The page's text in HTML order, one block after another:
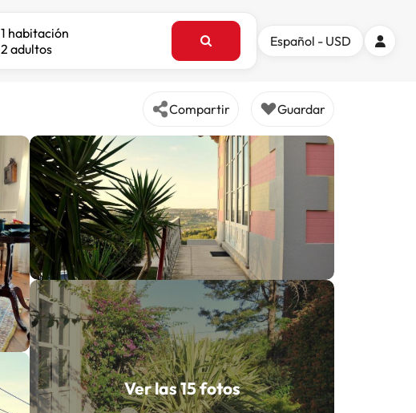
1 habitación
2 adultos
Español - USD
Compartir Guardar
Ver las 15 fotos